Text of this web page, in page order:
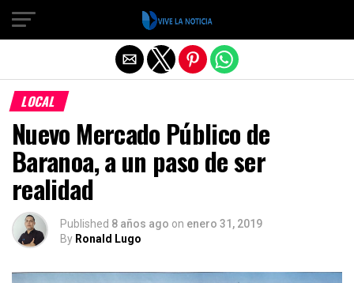
LOCAL
Nuevo Mercado Público de
Baranoa, a un paso de ser
realidad
Published 8 años ago on enero 31, 2019
By Ronald Lugo
Salir de la versión móvil